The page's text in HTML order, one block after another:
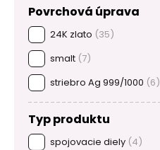
Povrchová úprava
24K zlato (35)
smalt (7)
striebro Ag 999/1000 (6)
Typ produktu
spojovacie diely (4)